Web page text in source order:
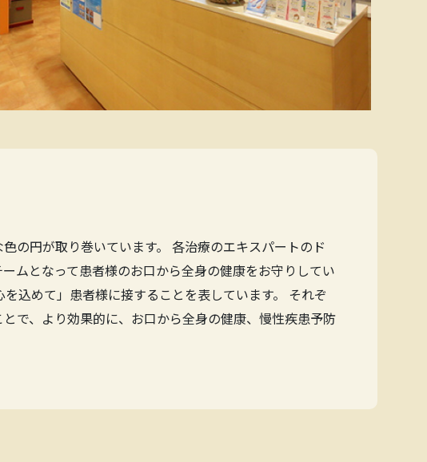
の円が取り巻いています。 各治療のエキスパートのド
ムとなって患者様のお口から全身の健康をお守りしてい
込めて」患者様に接することを表しています。 それぞ
で、より効果的に、お口から全身の健康、慢性疾患予防